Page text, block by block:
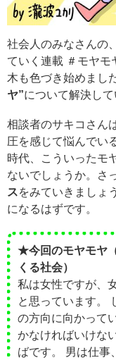
社会人のみなさんの
ていく連載 ＃モヤモ
木も色づき始めまし
ヤ”について解決して
相談者のサキコさん
圧を感じて悩んで
時代、こういったモ
ないでしょうか。さ
スをみていきましょ
になるはずです。
★今回のモヤモヤ
くる社会）
私は女性ですが、
と思っています。
の方向に向かって
かなければいけな
ばです。 男は仕事